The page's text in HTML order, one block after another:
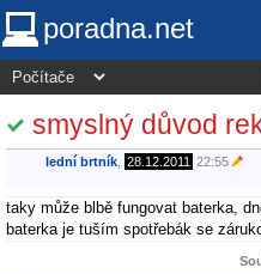
poradna.net
smyslný důvod
lední brtník 28.12.2011 22:55
taky může blbě fungovat baterka,
baterka je tuším spotřebák se